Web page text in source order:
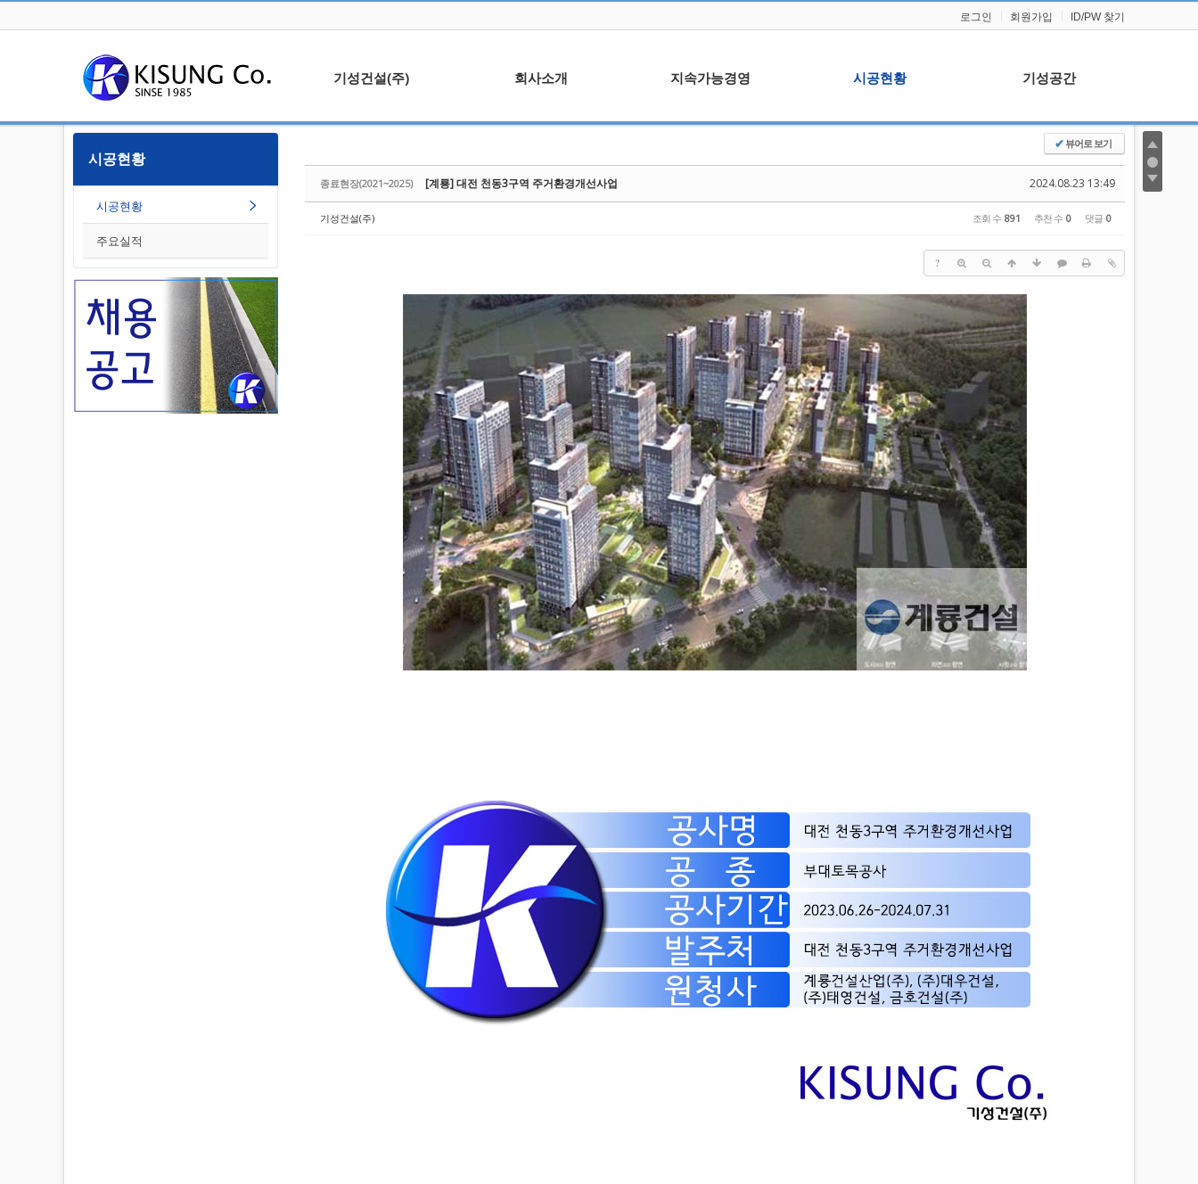
로그인 회원가입 ID/PW 찾기
기성건설(주)
오시는길
알립니다
회사소개
사업분야
조직도
지속가능경영
ESG 현황
시공현황
주요실적
기성공간
기성이야기
본사일정
자료실
시공현황
시공현황
주요실적
✔뷰어로 보기
종료현장(2021~2025) 2024.08.23 13:49
[계룡] 대전 천동3구역 주거환경개선사업
기성건설(주) 조회 수 891 추천 수 0 댓글 0
?
Sketchbook5, 스케치북5
Sketchbook5, 스케치북5